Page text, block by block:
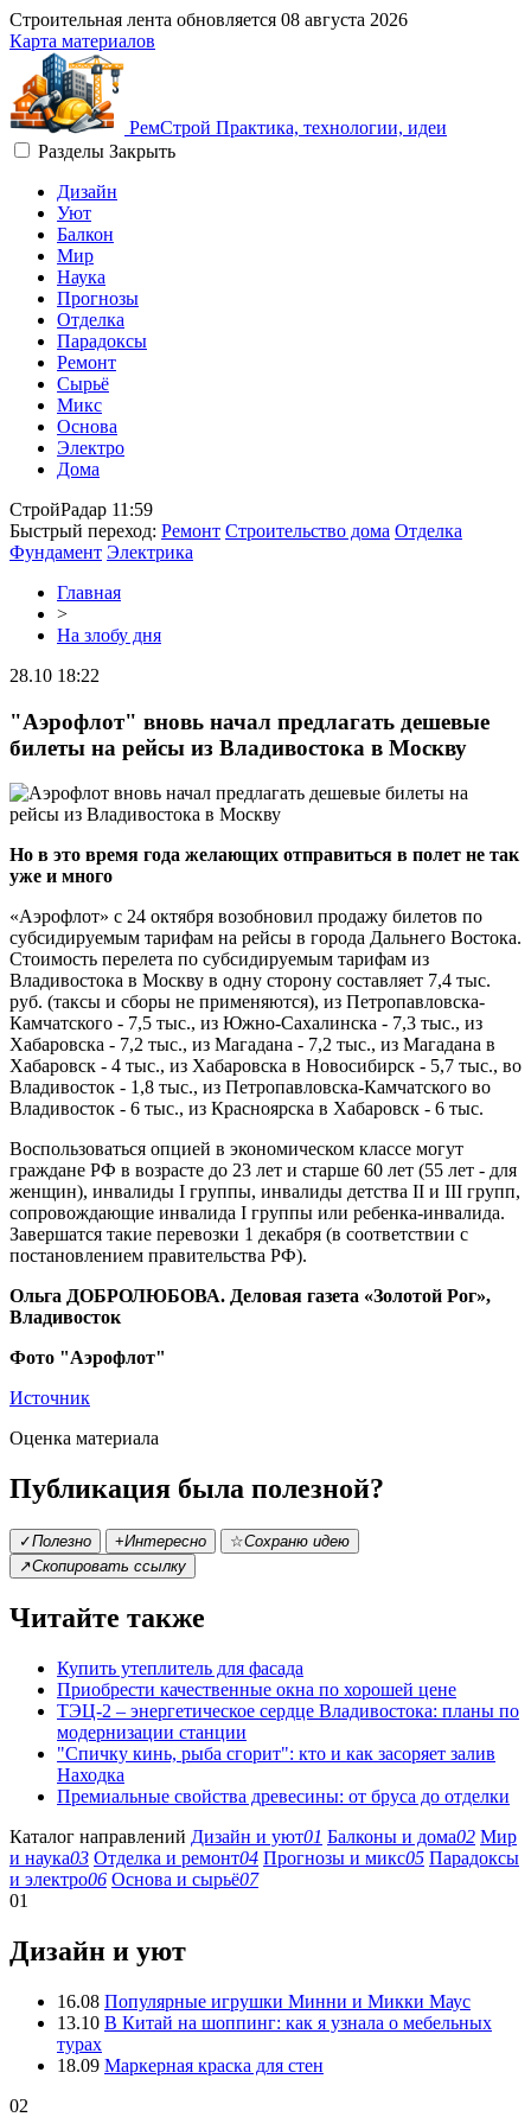
Строительная лента обновляется 08 августа 2026
Карта материалов
РемСтрой Практика, технологии, идеи
Разделы Закрыть
Дизайн
Уют
Балкон
Мир
Наука
Прогнозы
Отделка
Парадоксы
Ремонт
Сырьё
Микс
Основа
Электро
Дома
СтройРадар 11:59
Быстрый переход: Ремонт Строительство дома Отделка
Фундамент Электрика
Главная
>
На злобу дня
28.10 18:22
"Аэрофлот" вновь начал предлагать дешевые
билеты на рейсы из Владивостока в Москву
Но в это время года желающих отправиться в полет не так
уже и много
«Аэрофлот» с 24 октября возобновил продажу билетов по
субсидируемым тарифам на рейсы в города Дальнего Востока.
Стоимость перелета по субсидируемым тарифам из
Владивостока в Москву в одну сторону составляет 7,4 тыс.
руб. (таксы и сборы не применяются), из Петропавловска-
Камчатского - 7,5 тыс., из Южно-Сахалинска - 7,3 тыс., из
Хабаровска - 7,2 тыс., из Магадана - 7,2 тыс., из Магадана в
Хабаровск - 4 тыс., из Хабаровска в Новосибирск - 5,7 тыс., во
Владивосток - 1,8 тыс., из Петропавловска-Камчатского во
Владивосток - 6 тыс., из Красноярска в Хабаровск - 6 тыс.
Воспользоваться опцией в экономическом классе могут
граждане РФ в возрасте до 23 лет и старше 60 лет (55 лет - для
женщин), инвалиды I группы, инвалиды детства II и III групп,
сопровождающие инвалида I группы или ребенка-инвалида.
Завершатся такие перевозки 1 декабря (в соответствии с
постановлением правительства РФ).
Ольга ДОБРОЛЮБОВА. Деловая газета «Золотой Рог»,
Владивосток
Фото "Аэрофлот"
Источник
Оценка материала
Публикация была полезной?
✓Полезно +Интересно ☆Сохраню идею
↗Скопировать ссылку
Читайте также
Купить утеплитель для фасада
Приобрести качественные окна по хорошей цене
ТЭЦ-2 – энергетическое сердце Владивостока: планы по
модернизации станции
"Спичку кинь, рыба сгорит": кто и как засоряет залив
Находка
Премиальные свойства древесины: от бруса до отделки
Каталог направлений Дизайн и уют01 Балконы и дома02 Мир
и наука03 Отделка и ремонт04 Прогнозы и микс05 Парадоксы
и электро06 Основа и сырьё07
01
Дизайн и уют
16.08 Популярные игрушки Минни и Микки Маус
13.10 В Китай на шоппинг: как я узнала о мебельных
турах
18.09 Маркерная краска для стен
02